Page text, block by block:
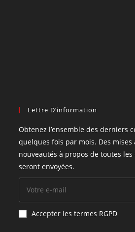
Lettre D’information
Obtenez l’ensemble des derniers
quelques fois par mois. Des mises
nouveautés à propos de toutes les
seront envoyées.
Accepter les termes RGPD